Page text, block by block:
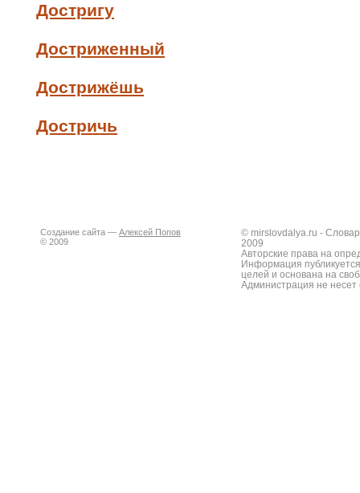
Достригу
Достриженный
Дострижёшь
Достричь
Создание сайта — Алексей Попов
© 2009
© mirslovdalya.ru -
2009
Авторские права на
Информация
целей и основана на
Администрация не несет